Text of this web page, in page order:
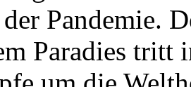
Pandemie.
Paradies tritt